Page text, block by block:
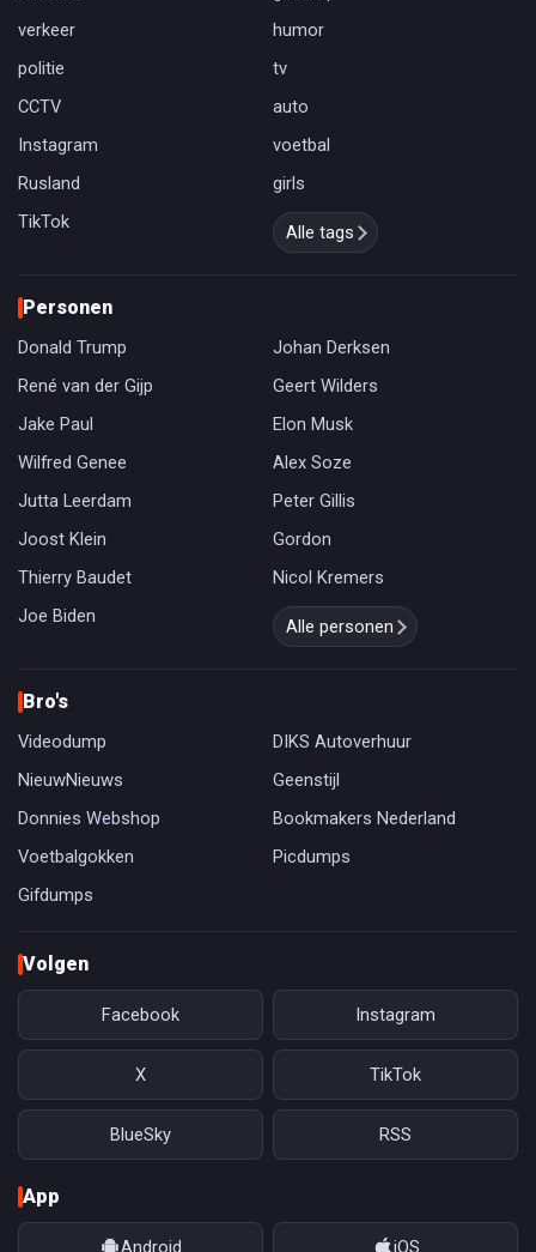
verkeer
humor
politie
tv
CCTV
auto
Instagram
voetbal
Rusland
girls
TikTok
Alle tags
Personen
Donald Trump
Johan Derksen
René van der Gijp
Geert Wilders
Jake Paul
Elon Musk
Wilfred Genee
Alex Soze
Jutta Leerdam
Peter Gillis
Joost Klein
Gordon
Thierry Baudet
Nicol Kremers
Joe Biden
Alle personen
Bro's
Videodump
DIKS Autoverhuur
NieuwNieuws
Geenstijl
Donnies Webshop
Bookmakers Nederland
Voetbalgokken
Picdumps
Gifdumps
Volgen
Facebook Instagram
X TikTok
BlueSky RSS
App
Android iOS